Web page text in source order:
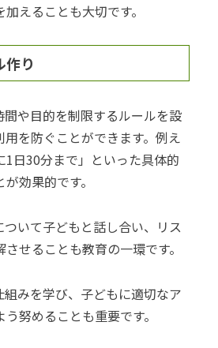
えることも大切です。
作り
や目的を制限するルールを設
用を防ぐことができます。例え
1日30分まで」といった具体的
効果的です。
ついて子どもと話し合い、リス
せることも教育の一環です。
組みを学び、子どもに適切なア
努めることも重要です。